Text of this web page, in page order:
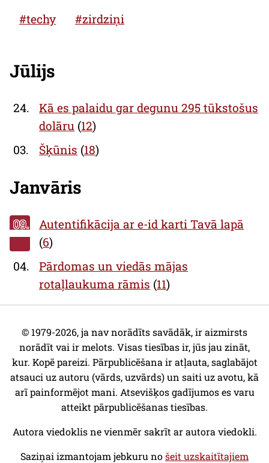
#techy
#zirdziņi
Jūlijs
24.
Kā es palaidu gar degunu 295 tūkstošus
dolāru (12)
03.
Šķūnis (18)
Janvāris
09.
Autentifikācija ar e-id karti Tavā lapā
(6)
04.
Pārdomas un viedās mājas
rotaļlaukuma rāmis (11)
© 1979-2026, ja nav norādīts savādāk, ir aizmirsts
norādīt vai ir melots. Visas tiesības ir, jūs jau zināt,
kur. Kopē pareizi. Pārpublicēšana ir atļauta, saglabājot
atsauci uz autoru (vārds, uzvārds) un saiti uz avotu, kā
arī painformējot mani. Atsevišķos gadījumos es varu
atteikt pārpublicēšanas tiesības.
Autora viedoklis ne vienmēr sakrīt ar autora viedokli.
Saziņai izmantojam jebkuru nošeit uzskaitītajiem